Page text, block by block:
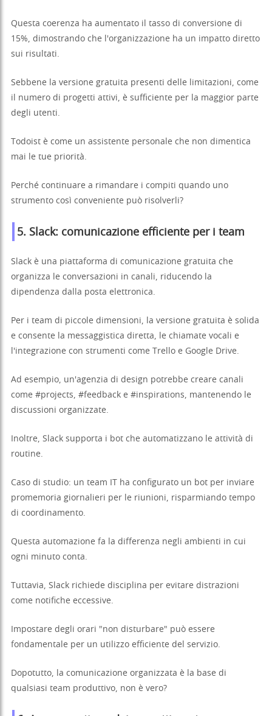
Questa coerenza ha aumentato il tasso di conversione di
15%, dimostrando che l'organizzazione ha un impatto diretto
sui risultati.
Sebbene la versione gratuita presenti delle limitazioni, come
il numero di progetti attivi, è sufficiente per la maggior parte
degli utenti.
Todoist è come un assistente personale che non dimentica
mai le tue priorità.
Perché continuare a rimandare i compiti quando uno
strumento così conveniente può risolverli?
5. Slack: comunicazione efficiente per i team
Slack è una piattaforma di comunicazione gratuita che
organizza le conversazioni in canali, riducendo la
dipendenza dalla posta elettronica.
Per i team di piccole dimensioni, la versione gratuita è solida
e consente la messaggistica diretta, le chiamate vocali e
l'integrazione con strumenti come Trello e Google Drive.
Ad esempio, un'agenzia di design potrebbe creare canali
come #projects, #feedback e #inspirations, mantenendo le
discussioni organizzate.
Inoltre, Slack supporta i bot che automatizzano le attività di
routine.
Caso di studio: un team IT ha configurato un bot per inviare
promemoria giornalieri per le riunioni, risparmiando tempo
di coordinamento.
Questa automazione fa la differenza negli ambienti in cui
ogni minuto conta.
Tuttavia, Slack richiede disciplina per evitare distrazioni
come notifiche eccessive.
Impostare degli orari "non disturbare" può essere
fondamentale per un utilizzo efficiente del servizio.
Dopotutto, la comunicazione organizzata è la base di
qualsiasi team produttivo, non è vero?